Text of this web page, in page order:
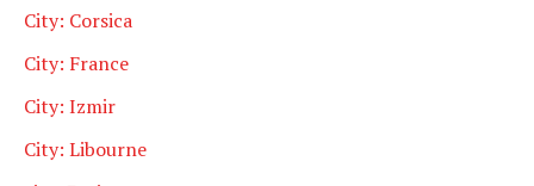
City: Corsica
City: France
City: Izmir
City: Libourne